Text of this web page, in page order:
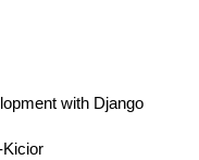
with Django